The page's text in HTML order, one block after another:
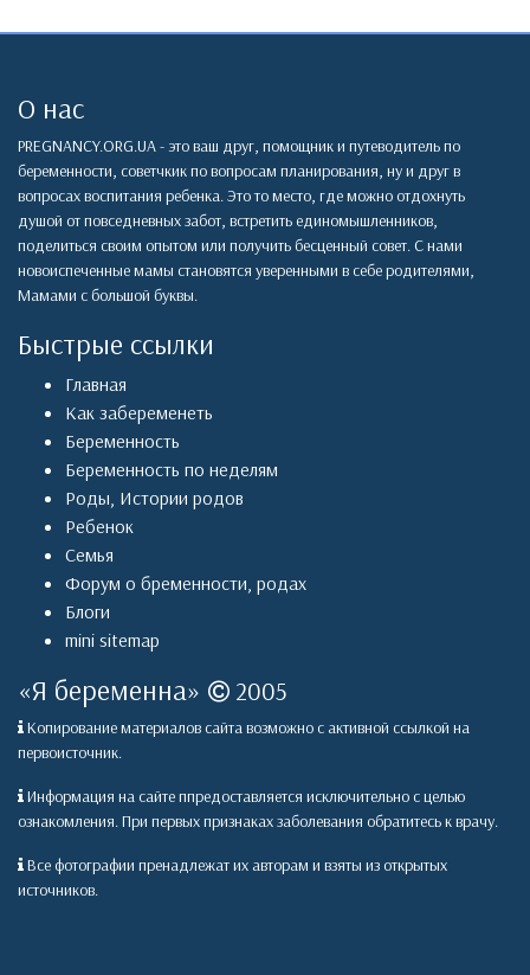
О нас
PREGNANCY.ORG.UA - это ваш друг, помощник и путеводитель по
беременности, советчкик по вопросам планирования, ну и друг в
вопросах воспитания ребенка. Это то место, где можно отдохнуть
душой от повседневных забот, встретить единомышленников,
поделиться своим опытом или получить бесценный совет. С нами
новоиспеченные мамы становятся уверенными в себе родителями,
Мамами с большой буквы.
Быстрые ссылки
Главная
Как забеременеть
Беременность
Беременность по неделям
Роды, Истории родов
Ребенок
Семья
Форум о бременности, родах
Блоги
mini sitemap
«Я беременна» 2005
Копирование материалов сайта возможно с активной ссылкой на
первоисточник.
Информация на сайте ппредоставляется исключительно с целью
ознакомления. При первых признаках заболевания обратитесь к врачу.
Все фотографии пренадлежат их авторам и взяты из открытых
источников.